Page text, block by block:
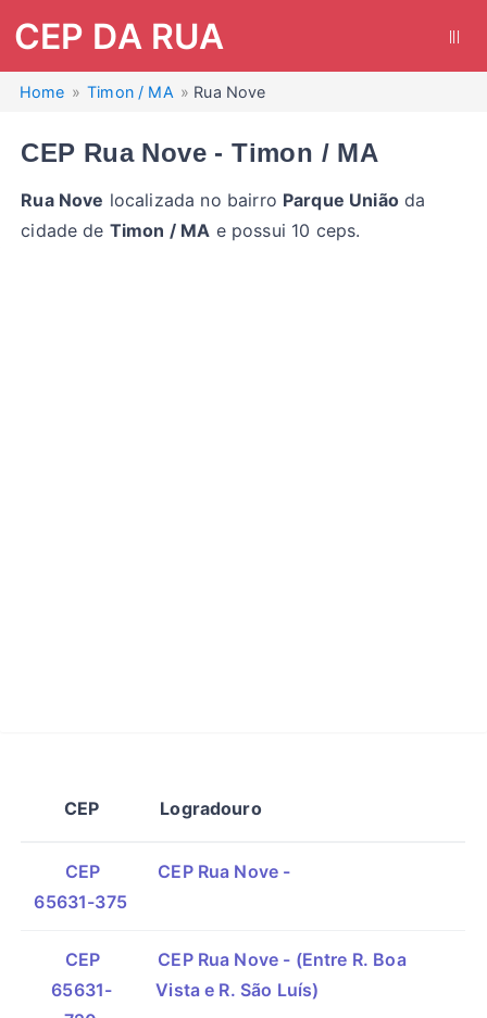
CEP DA RUA
Home Timon / MA Rua Nove
CEP Rua Nove - Timon / MA
Rua Nove localizada no bairro Parque Uniãoda
cidade de Timon / MA e possui 10 ceps.
CEP Logradouro
CEP
65631-375
CEP Rua Nove -
CEP
65631-
CEP Rua Nove - (Entre R. Boa
Vista e R. São Luís)